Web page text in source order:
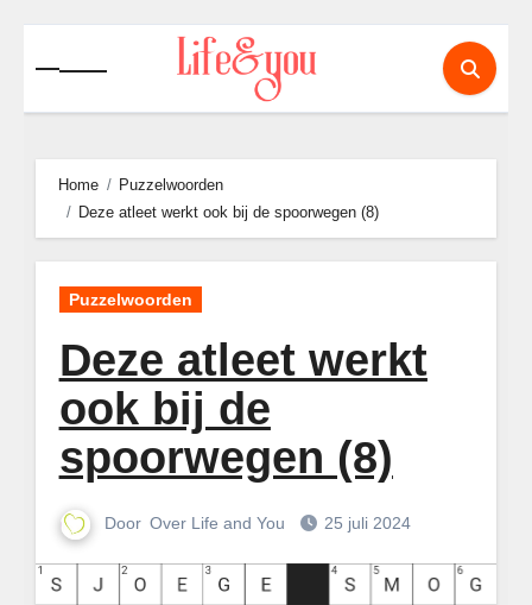
naar
de
Home
Puzzelwoorden
Deze atleet werkt ook bij de spoorwegen (8)
Puzzelwoorden
Deze atleet werkt
ook bij de
spoorwegen (8)
Door Over Life and You 25 juli 2024